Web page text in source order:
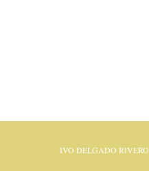
IVO DELGADO RIVERO